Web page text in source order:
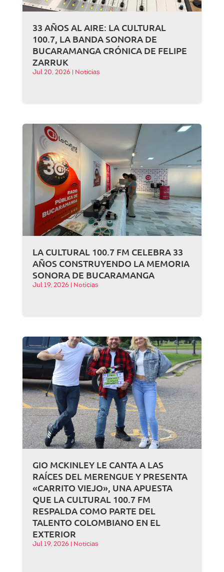
33 AÑOS AL AIRE: LA CULTURAL
100.7, LA BANDA SONORA DE
BUCARAMANGA CRÓNICA DE FELIPE
ZARRUK
Jul 20, 2026 Noticias
LA CULTURAL 100.7 FM CELEBRA 33
AÑOS CONSTRUYENDO LA MEMORIA
SONORA DE BUCARAMANGA
Jul 19, 2026 Noticias
GIO MCKINLEY LE CANTA A LAS
RAÍCES DEL MERENGUE Y PRESENTA
«CARRITO VIEJO», UNA APUESTA
QUE LA CULTURAL 100.7 FM
RESPALDA COMO PARTE DEL
TALENTO COLOMBIANO EN EL
EXTERIOR
Jul 19, 2026 Noticias